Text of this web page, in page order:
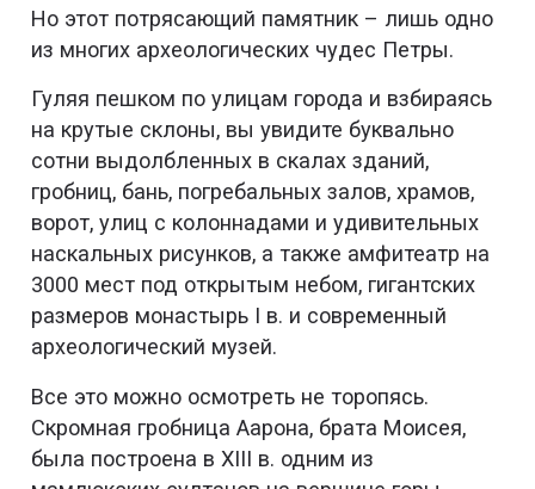
Но этот потрясающий памятник – лишь одно
из многих археологических чудес Петры.
Гуляя пешком по улицам города и взбираясь
на крутые склоны, вы увидите буквально
сотни выдолбленных в скалах зданий,
гробниц, бань, погребальных залов, храмов,
ворот, улиц с колоннадами и удивительных
наскальных рисунков, а также амфитеатр на
3000 мест под открытым небом, гигантских
размеров монастырь I в. и современный
археологический музей.
Все это можно осмотреть не торопясь.
Скромная гробница Аарона, брата Моисея,
была построена в XIII в. одним из